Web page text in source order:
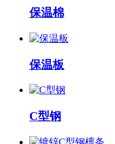
保温棉
保温板
C型钢